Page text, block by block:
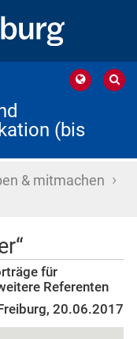
(bis
& mitmachen ›
für
Referenten
20.06.2017